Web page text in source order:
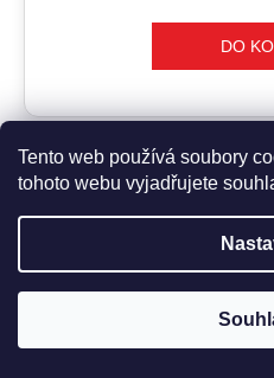
Tento web používá soubory
tohoto webu vyjadřujete
Zboží objednané v pracovní dny do
DO